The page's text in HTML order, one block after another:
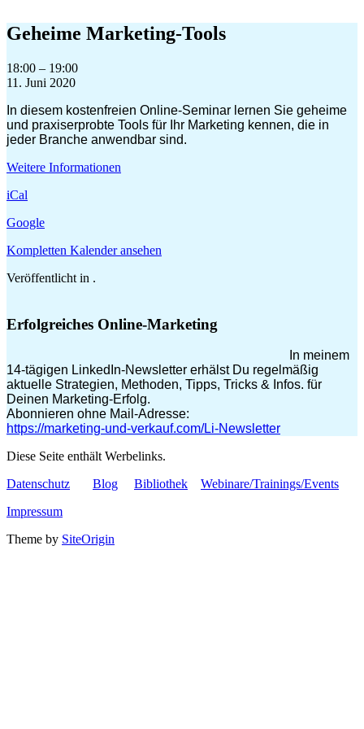
Inhalt
springen
Geheime Marketing-Tools
Geheime
Marketing-
18:00 – 19:00
11. Juni 2020
In diesem kostenfreien Online-Seminar lernen Sie geheime
und praxiserprobte Tools für Ihr Marketing kennen, die in
jeder Branche anwendbar sind.
Weitere Informationen
iCal
Google
Kompletten Kalender ansehen
Veröffentlicht in .
Erfolgreiches Online-Marketing
In meinem
14-tägigen LinkedIn-Newsletter erhälst Du regelmäßig
aktuelle Strategien, Methoden, Tipps, Tricks & Infos. für
Deinen Marketing-Erfolg.
Abonnieren ohne Mail-Adresse:
https://marketing-und-verkauf.com/Li-Newsletter
Diese Seite enthält Werbelinks.
Datenschutz
Blog Bibliothek
Webinare/Trainings/Events
Impressum
Theme by SiteOrigin